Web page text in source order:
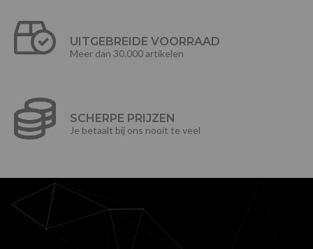
UITGEBREIDE VOORRAAD
Meer dan 30.000 artikelen
SCHERPE PRIJZEN
Je betaalt bij ons nooit te veel